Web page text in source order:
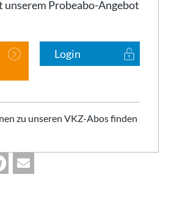
unserem Probeabo-Angebot
Login
zu unseren VKZ-Abos finden